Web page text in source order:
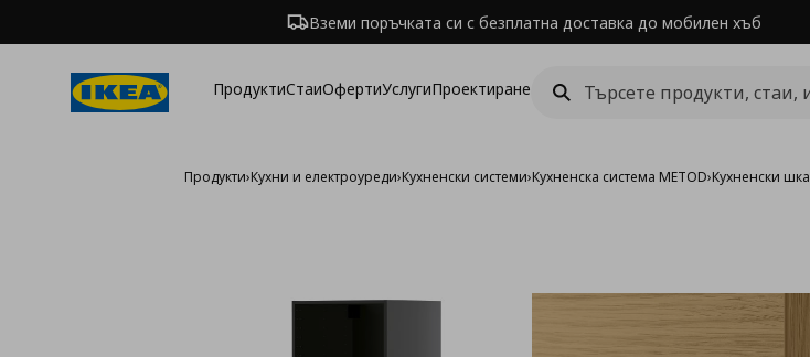
Вземи поръчката си с безплатна доставка до мобилен хъб
ПродуктиСтаиОфертиУслугиПроектиране
Продукти›Кухни и електроуреди›Кухненски системи›Кухненска система METOD›Кухненски